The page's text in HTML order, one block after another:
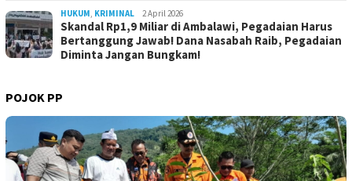
HUKUM, KRIMINAL 2 April 2026
Skandal Rp1,9 Miliar di Ambalawi, Pegadaian Harus
Bertanggung Jawab! Dana Nasabah Raib, Pegadaian
Diminta Jangan Bungkam!
POJOK PP